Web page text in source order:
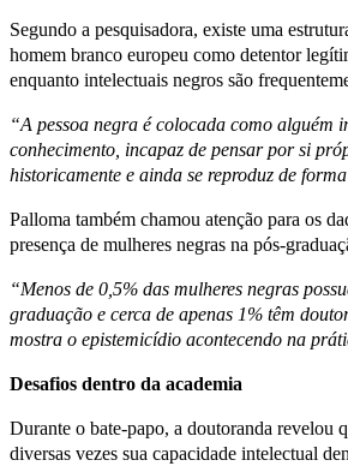
Segundo a pesquisadora, existe uma
homem branco europeu como detentor
enquanto intelectuais negros são
“A pessoa negra é colocada como alguém
conhecimento, incapaz de pensar por si
historicamente e ainda se reproduz de
Palloma também chamou atenção para os
presença de mulheres negras na pós-
“Menos de 0,5% das mulheres negras
graduação e cerca de apenas 1% têm
mostra o epistemicídio acontecendo na
Desafios dentro da academia
Durante o bate-papo, a doutoranda revelou
diversas vezes sua capacidade intelectual